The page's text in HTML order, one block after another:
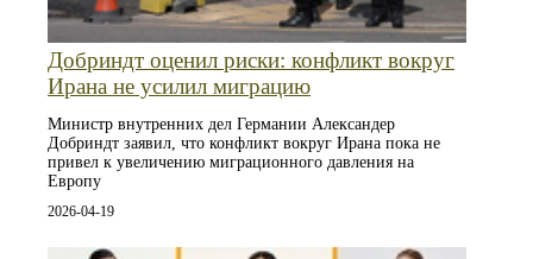
Добриндт оценил риски: конфликт вокруг
Ирана не усилил миграцию
Министр внутренних дел Германии Александер
Добриндт заявил, что конфликт вокруг Ирана пока не
привел к увеличению миграционного давления на
Европу
2026-04-19